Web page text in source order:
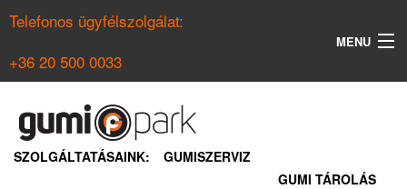
Telefonos ügyfélszolgálat:
+36 20 500 0033
MENU
NYÁRI GUMI KERESŐ
SZOLGÁLTATÁSAINK:
GUMISZERVIZ
GUMI TÁROLÁS